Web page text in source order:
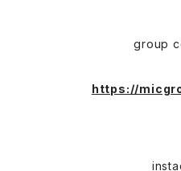
group
https://